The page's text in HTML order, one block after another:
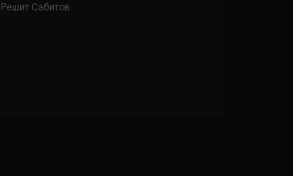
Решит Сабитов